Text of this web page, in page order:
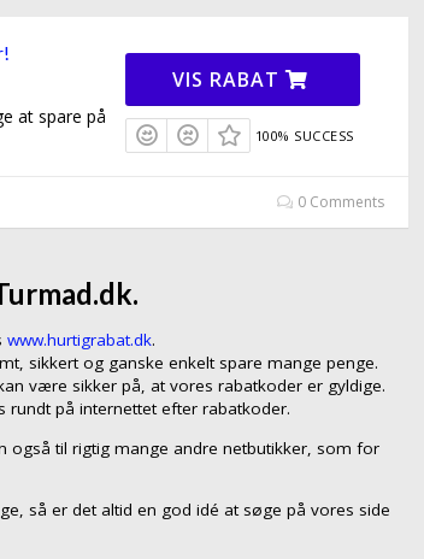
at spare på
VIS RABAT
100% SUCCESS
0 Comments
www.hurtigrabat.dk.
sikkert og ganske enkelt spare mange penge.
være sikker på, at vores rabatkoder er gyldige.
på internettet efter rabatkoder.
også til rigtig mange andre netbutikker, som for
så er det altid en god idé at søge på vores side